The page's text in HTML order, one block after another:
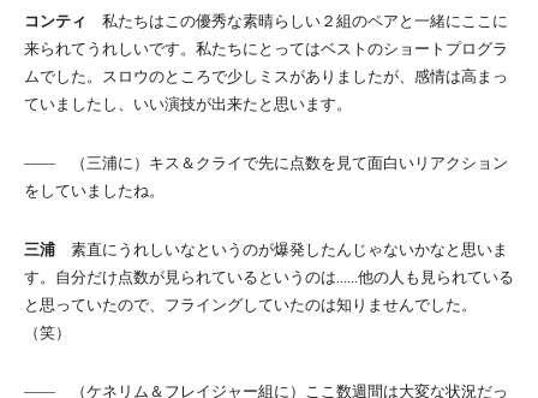
コンティ
私たちはこの優秀な素晴らしい２組のペアと一緒にここに
来られてうれしいです。私たちにとってはベストのショートプログラ
ムでした。スロウのところで少しミスがありましたが、感情は高まっ
ていましたし、いい演技が出来たと思います。
―― （三浦に）キス＆クライで先に点数を見て面白いリアクション
をしていましたね。
三浦 素直にうれしいなというのが爆発したんじゃないかなと思いま
す。自分だけ点数が見られているというのは……他の人も見られている
と思っていたので、フライングしていたのは知りませんでした。
（笑）
―― （ケネリム＆フレイジャー組に）ここ数週間は大変な状況だっ